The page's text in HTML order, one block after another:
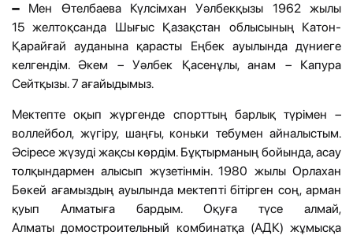
– Мен Өтелбаева Күлсімхан Уәлбекқызы 1962 жылы
15 желтоқсанда Шығыс Қазақстан облысының Катон-
Қарайғай ауданына қарасты Еңбек ауылында дүниеге
келгендім. Әкем – Уәлбек Қасенұлы, анам – Капура
Сейтқызы. 7 ағайыдымыз.
Мектепте оқып жүргенде спорттың барлық түрімен –
воллейбол, жүгіру, шаңғы, коньки тебумен айналыстым.
Әсіресе жүзуді жақсы көрдім. Бұқтырманың бойында, асау
толқындармен алысып жүзетінмін. 1980 жылы Орлахан
Бөкей ағамыздың ауылында мектепті бітірген соң, арман
қуып Алматыға бардым. Оқуға түсе алмай,
Алматы домостроительный комбинатқа (АДК) жұмысқа